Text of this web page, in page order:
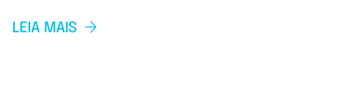
LEIA MAIS